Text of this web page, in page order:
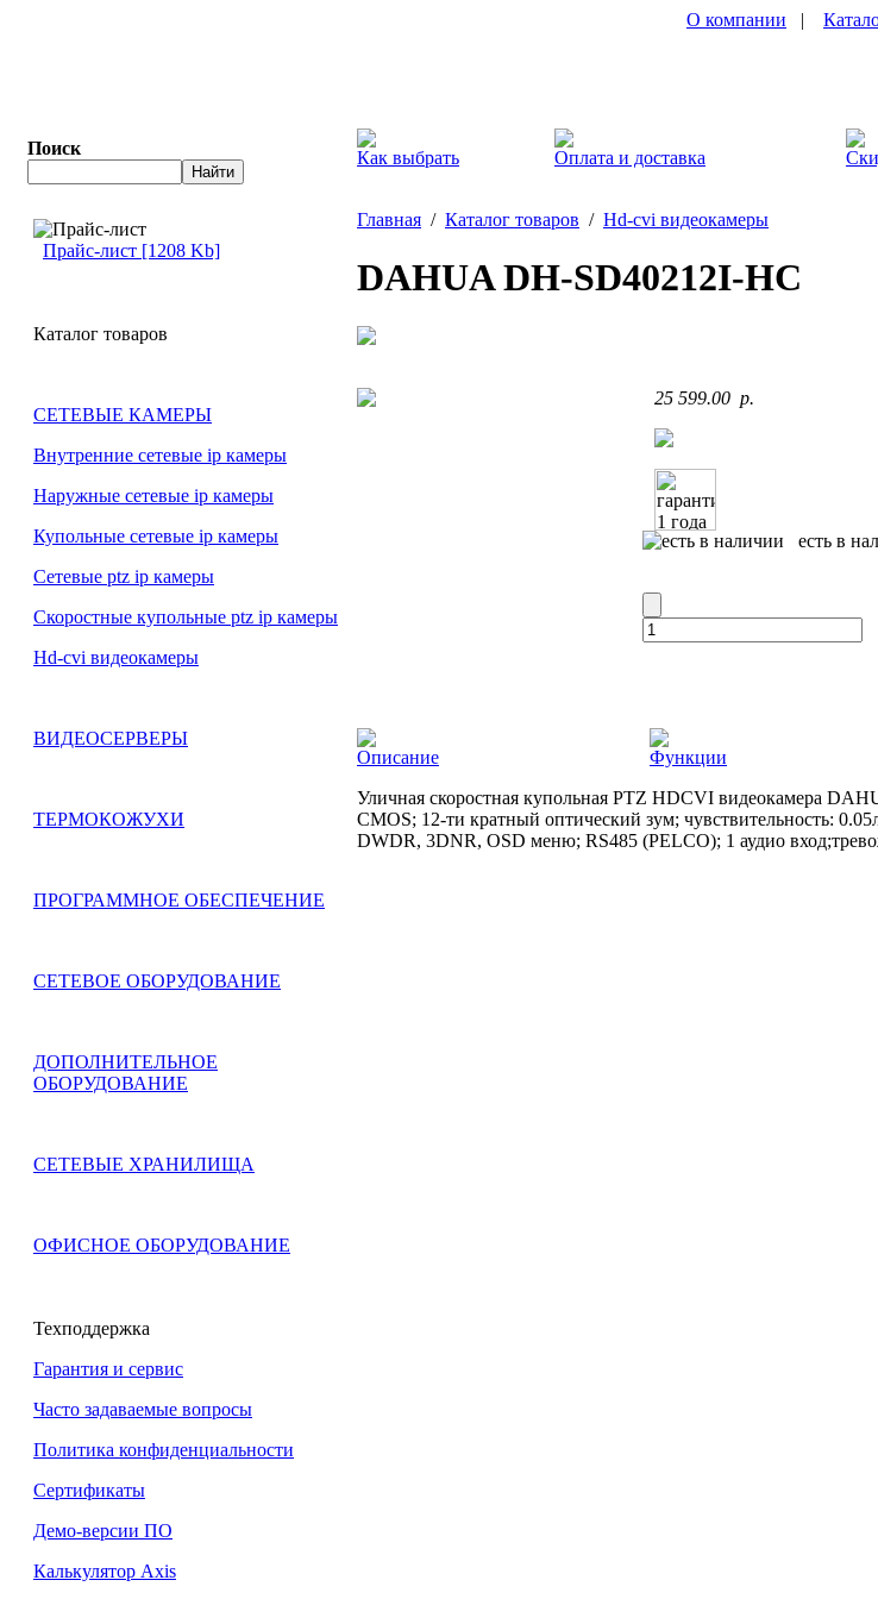
Поиск
О компании |
Как выбрать Оплата и доставка
Прайс-лист [1208 Kb]
Каталог товаров
СЕТЕВЫЕ КАМЕРЫ
Внутренние сетевые ip камеры
Наружные сетевые ip камеры
Купольные сетевые ip камеры
Сетевые ptz ip камеры
Скоростные купольные ptz ip камеры
Hd-cvi видеокамеры
ВИДЕОСЕРВЕРЫ
ТЕРМОКОЖУХИ
ПРОГРАММНОЕ ОБЕСПЕЧЕНИЕ
СЕТЕВОЕ ОБОРУДОВАНИЕ
ДОПОЛНИТЕЛЬНОЕ
ОБОРУДОВАНИЕ
СЕТЕВЫЕ ХРАНИЛИЩА
ОФИСНОЕ ОБОРУДОВАНИЕ
Техподдержка
Гарантия и сервис
Часто задаваемые вопросы
Политика конфиденциальности
Сертификаты
Демо-версии ПО
Калькулятор Axis
Главная / Каталог товаров / Hd-cvi видеокамеры
DAHUA DH-SD40212I-HC
25 599.00 p.
есть в
Описание Функции
Уличная скоростная купольная PTZ HDCVI видеокамера
CMOS; 12-ти кратный оптический зум; чувствительность:
DWDR, 3DNR, OSD меню; RS485 (PELCO); 1 аудио